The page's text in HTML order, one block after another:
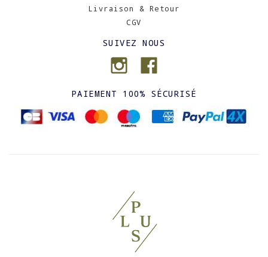
Livraison & Retour
CGV
SUIVEZ NOUS
PAIEMENT 100% SÉCURISÉ